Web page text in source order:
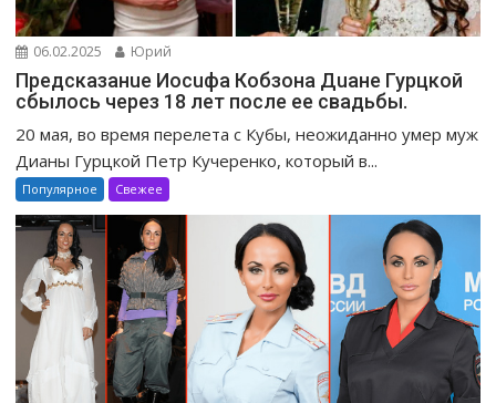
06.02.2025 Юрий
Предсказанuе Иосuфа Кобзона Дuане Гурцкой
сбылось через 18 лет после ее свадьбы.
20 мая, во время перелета с Кубы, неожиданно умер муж
Дианы Гурцкой Петр Кучеренко, который в...
Популярное Свежее